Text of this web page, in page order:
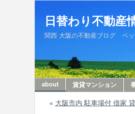
日替わり不動
関西 大阪の不動産ブログ ペ
about 賃貸マンション
« 大阪市内 駐車場付 借家